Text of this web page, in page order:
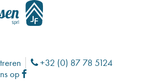
Phone
+32 (0) 87 78 5124
op Facebook